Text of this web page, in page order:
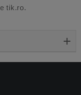
tik.ro.